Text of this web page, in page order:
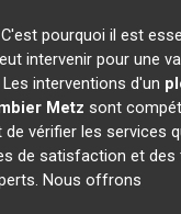
pourquoi il est
intervenir pour une
interventions d'un
Metz sont
vérifier les services
de satisfaction et des
Nous offrons